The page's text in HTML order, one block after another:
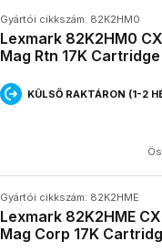
Gyártói cikkszám: 82K2HM0
Lexmark 82K2HM0
Mag Rtn 17K Cartridge
KÜLSŐ RAKTÁRON (1-2
Gyártói cikkszám: 82K2HME
Lexmark 82K2HME
Mag Corp 17K